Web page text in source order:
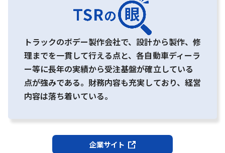
トラックのボデー製作会社で、設計から製作、修
理までを一貫して行える点と、各自動車ディーラ
ー等に長年の実績から受注基盤が確立している
点が強みである。財務内容も充実しており、経営
内容は落ち着いている。
企業サイト